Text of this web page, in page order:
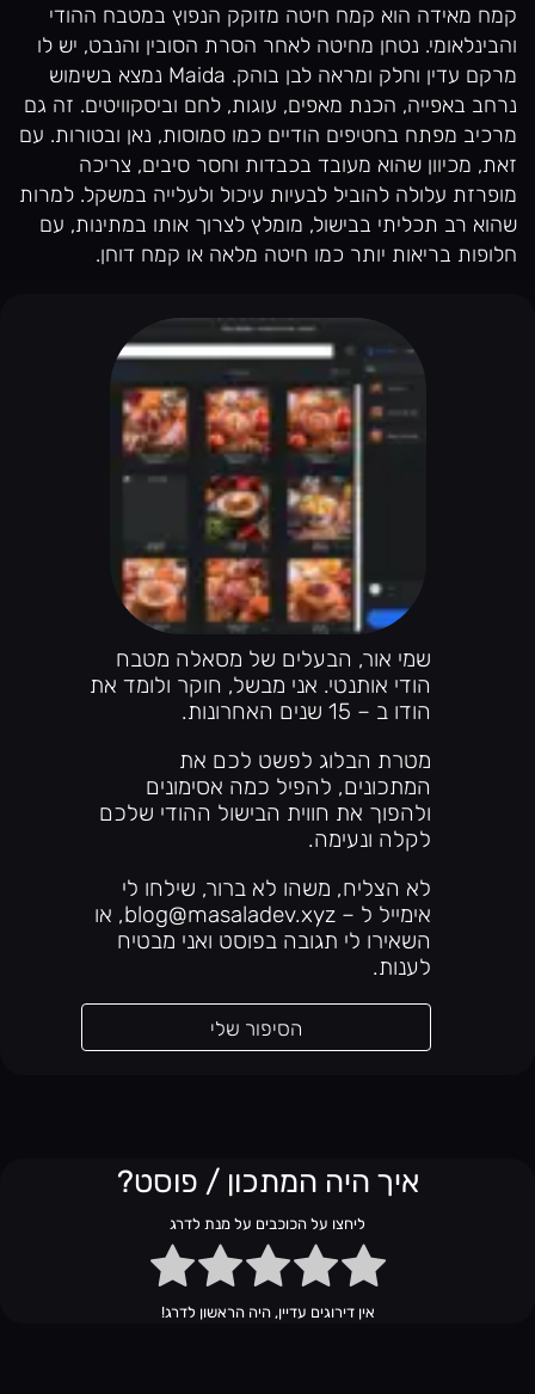
קמח מאידה הוא קמח חיטה מזוקק הנפוץ במטבח ההודי
והבינלאומי. נטחן מחיטה לאחר הסרת הסובין והנבט, יש לו
מרקם עדין וחלק ומראה לבן בוהק. Maida נמצא בשימוש
נרחב באפייה, הכנת מאפים, עוגות, לחם וביסקוויטים. זה גם
מרכיב מפתח בחטיפים הודיים כמו סמוסות, נאן ובטורות. עם
זאת, מכיוון שהוא מעובד בכבדות וחסר סיבים, צריכה
מופרזת עלולה להוביל לבעיות עיכול ולעלייה במשקל. למרות
שהוא רב תכליתי בבישול, מומלץ לצרוך אותו במתינות, עם
חלופות בריאות יותר כמו חיטה מלאה או קמח דוחן.
שמי אור, הבעלים של מסאלה מטבח
הודי אותנטי. אני מבשל, חוקר ולומד את
הודו ב – 15 שנים האחרונות.
מטרת הבלוג לפשט לכם את
המתכונים, להפיל כמה אסימונים
ולהפוך את חווית הבישול ההודי שלכם
לקלה ונעימה.
לא הצליח, משהו לא ברור, שילחו לי
אימייל ל – blog@masaladev.xyz, או
השאירו לי תגובה בפוסט ואני מבטיח
לענות.
הסיפור שלי
איך היה המתכון / פוסט?
ליחצו על הכוכבים על מנת לדרג
אין דירוגים עדיין, היה הראשון לדרג!